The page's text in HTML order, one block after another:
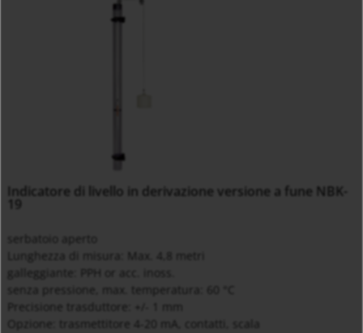
Indicatore di livello in derivazione versione a fune NBK-
19
Lunghezza di misura: Max. 4,8 metri
galleggiante: PPH or acc. inoss.
senza pressione, max. temperatura: 60 °C
Precisione trasduttore: +/- 1 mm
Opzione: trasmettitore 4-20 mA, contatti, scala